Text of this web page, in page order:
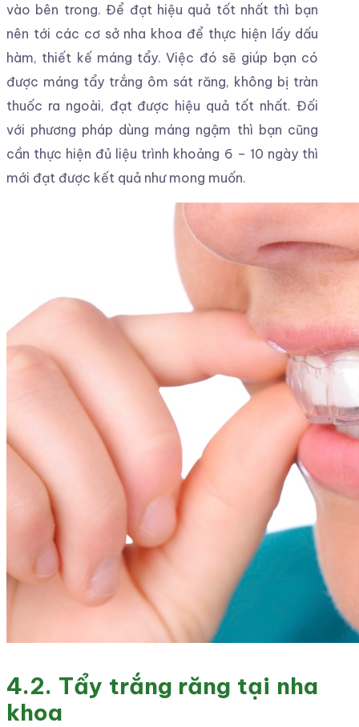
vào bên trong. Để đạt hiệu quả tốt nhất thì bạn
nên tới các cơ sở nha khoa để thực hiện lấy dấu
hàm, thiết kế máng tẩy. Việc đó sẽ giúp bạn có
được máng tẩy trắng ôm sát răng, không bị tràn
thuốc ra ngoài, đạt được hiệu quả tốt nhất. Đối
với phương pháp dùng máng ngậm thì bạn cũng
cần thực hiện đủ liệu trình khoảng 6 – 10 ngày thì
mới đạt được kết quả như mong muốn.
4.2. Tẩy trắng răng tại nha
khoa